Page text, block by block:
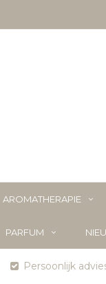
AROMATHERAPIE
PARFUM
Persoonlijk